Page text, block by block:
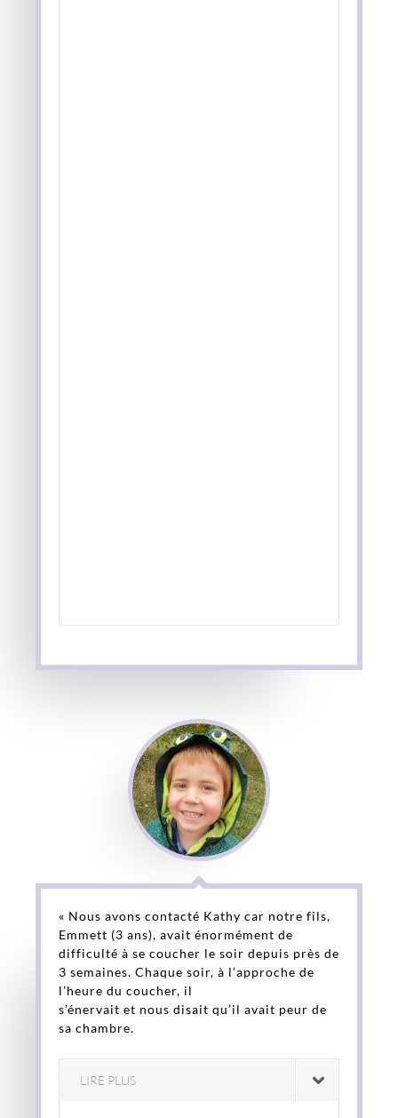
« Nous avons contacté Kathy car notre fils,
Emmett (3 ans), avait énormément de
difficulté à se coucher le soir depuis près de
3 semaines. Chaque soir, à l’approche de
l’heure du coucher, il
s’énervait et nous disait qu’il avait peur de
sa chambre.
LIRE PLUS